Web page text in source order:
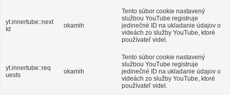
yt.innertube::next
Id
okamih
Tento súbor cookie nastavený
službou YouTube registruje
jedinečné ID na ukladanie údajov o
videách zo služby YouTube, ktoré
používateľ videl.
yt.innertube::req
uests
okamih
Tento súbor cookie nastavený
službou YouTube registruje
jedinečné ID na ukladanie údajov o
videách zo služby YouTube, ktoré
používateľ videl.